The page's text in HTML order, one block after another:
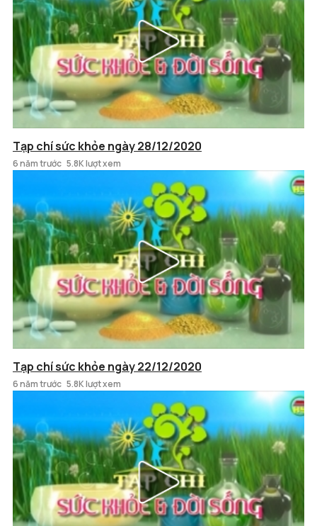
Tạp chí sức khỏe ngày 28/12/2020
6 năm trước 5.8K lượt xem
Tạp chí sức khỏe ngày 22/12/2020
6 năm trước 5.8K lượt xem